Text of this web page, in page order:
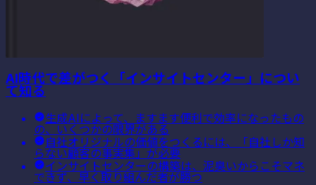
AI時代で差がつく「インサイトセンター」につい
て知る
生成AIによって、ますます便利で効率になったもの
の、いくつかの限界がある
自社オリジナルの価値をつくるには、「自社しか知
らない顧客の事実集」が必要
インサイトセンターの構築は、泥臭いからこそマネ
できず、早く取り組んだ者が勝つ